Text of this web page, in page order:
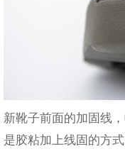
新靴子前面的加固线
是胶粘加上线固的方